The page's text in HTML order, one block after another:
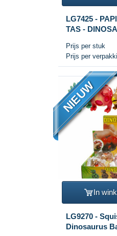
LG7425 -
TAS -
Prijs per stuk
Prijs per
NIEUW
In
LG9270 -
Dinosaurus